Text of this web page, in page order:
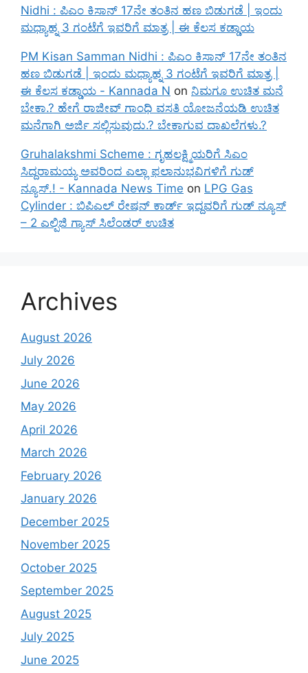
Nidhi : ಪಿಎಂ ಕಿಸಾನ್ 17ನೇ ತಂತಿನ ಹಣ ಬಿಡುಗಡೆ | ಇಂದು
ಮಧ್ಯಾಹ್ನ 3 ಗಂಟೆಗೆ ಇವರಿಗೆ ಮಾತ್ರ | ಈ ಕೆಲಸ ಕಡ್ಡಾಯ
PM Kisan Samman Nidhi : ಪಿಎಂ ಕಿಸಾನ್ 17ನೇ ತಂತಿನ
ಹಣ ಬಿಡುಗಡೆ | ಇಂದು ಮಧ್ಯಾಹ್ನ 3 ಗಂಟೆಗೆ ಇವರಿಗೆ ಮಾತ್ರ |
ಈ ಕೆಲಸ ಕಡ್ಡಾಯ - Kannada N on ನಿಮಗೂ ಉಚಿತ ಮನೆ
ಬೇಕಾ.? ಹೇಗೆ ರಾಜೀವ್ ಗಾಂಧಿ ವಸತಿ ಯೋಜನೆಯಡಿ ಉಚಿತ
ಮನೆಗಾಗಿ ಅರ್ಜಿ ಸಲ್ಲಿಸುವುದು.? ಬೇಕಾಗುವ ದಾಖಲೆಗಳು.?
Gruhalakshmi Scheme : ಗೃಹಲಕ್ಷ್ಮಿಯರಿಗೆ ಸಿಎಂ
ಸಿದ್ದರಾಮಯ್ಯ ಅವರಿಂದ ಎಲ್ಲಾ ಫಲಾನುಭವಿಗಳಿಗೆ ಗುಡ್
ನ್ಯೂಸ್.! - Kannada News Time on LPG Gas
Cylinder : ಬಿಪಿಎಲ್ ರೇಷನ್ ಕಾರ್ಡ್ ಇದ್ದವರಿಗೆ ಗುಡ್ ನ್ಯೂಸ್
– 2 ಎಲ್ಪಿಜಿ ಗ್ಯಾಸ್ ಸಿಲೆಂಡರ್ ಉಚಿತ
Archives
August 2026
July 2026
June 2026
May 2026
April 2026
March 2026
February 2026
January 2026
December 2025
November 2025
October 2025
September 2025
August 2025
July 2025
June 2025